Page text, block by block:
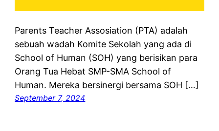
Parents Teacher Assosiation (PTA) adalah
sebuah wadah Komite Sekolah yang ada di
School of Human (SOH) yang berisikan para
Orang Tua Hebat SMP-SMA School of
Human. Mereka bersinergi bersama SOH […]
September 7, 2024